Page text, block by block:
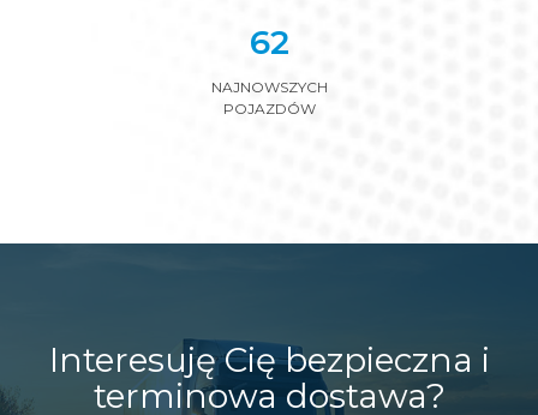
70
NAJNOWSZYCH
POJAZDÓW
Interesuję Cię bezpieczna i
terminowa dostawa?